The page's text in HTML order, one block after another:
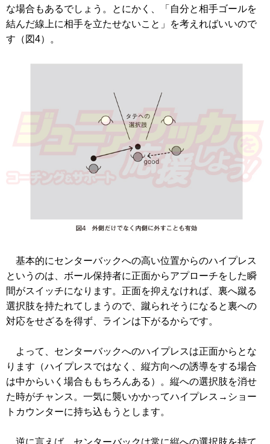
な場合もあるでしょう。とにかく、「自分と相手ゴールを
結んだ線上に相手を立たせないこと」を考えればいいので
す（図4）。
基本的にセンターバックへの高い位置からのハイプレス
というのは、ボール保持者に正面からアプローチをした瞬
間がスイッチになります。正面を抑えなければ、裏へ蹴る
選択肢を持たれてしまうので、蹴られそうになると裏への
対応をせざるを得ず、ラインは下がるからです。
よって、センターバックへのハイプレスは正面からとな
ります（ハイプレスではなく、縦方向への誘導をする場合
は中からいく場合ももちろんある）。縦への選択肢を消せ
た時がチャンス。一気に襲いかかってハイプレス→ショー
トカウンターに持ち込もうとします。